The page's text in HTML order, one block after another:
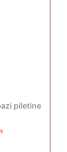
piletine